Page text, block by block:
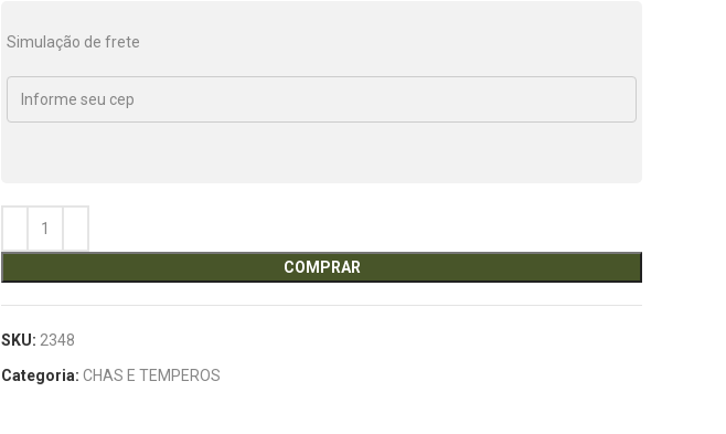
Simulação de frete
COMPRAR
SKU: 2348
Categoria: CHAS E TEMPEROS